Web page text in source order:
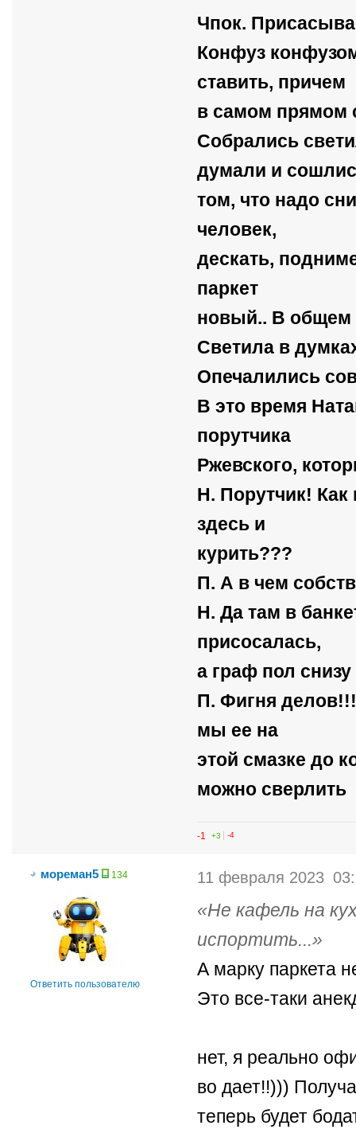
Чпок.
Конфуз
ставить, причем
в самом прямом
Собрались
думали и
том, что надо
человек,
дескать,
паркет
новый.. В общем
Светила в
Опечалились
В это время
порутчика
Ржевского,
Н. Порутчик!
здесь и
курить???
П. А в чем
Н. Да там в
присосалась,
а граф пол
П. Фигня
мы ее на
этой смазке до
можно сверлить
-1 +3 -4
мореман5 134
Ответить пользователю
11 февраля 2023
Не кафель на
испортить...
А марку паркета
Это все-таки
нет, я реально
во дает!!)))
теперь будет